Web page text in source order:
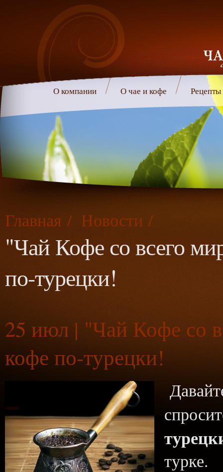
О компании О чае и кофе Рецепты
Главная / Новости /
"Чай Кофе со всего
по-турецки!
25 июл | "Чай Кофе со
кофе по-турецки!
турке.